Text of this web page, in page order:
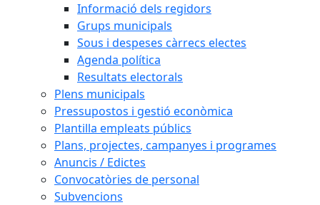
Informació dels regidors
Grups municipals
Sous i despeses càrrecs electes
Agenda política
Resultats electorals
Plens municipals
Pressupostos i gestió econòmica
Plantilla empleats públics
Plans, projectes, campanyes i programes
Anuncis / Edictes
Convocatòries de personal
Subvencions